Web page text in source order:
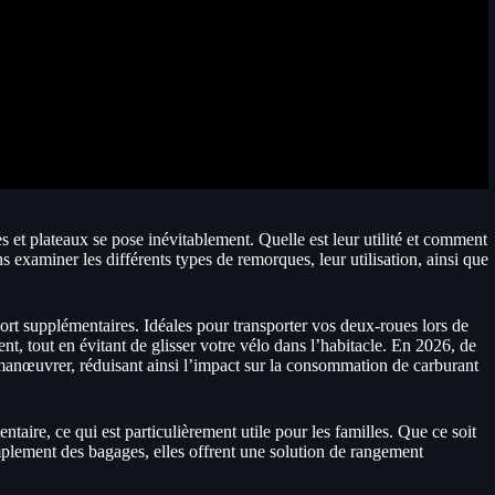
et plateaux se pose inévitablement. Quelle est leur utilité et comment
les différents types de remorques, leur utilisation, ainsi que
supplémentaires. Idéales pour transporter vos deux-roues lors de
tout en évitant de glisser votre vélo dans l’habitacle. En 2026, de
réduisant ainsi l’impact sur la consommation de carburant
ce qui est particulièrement utile pour les familles. Que ce soit
des bagages, elles offrent une solution de rangement